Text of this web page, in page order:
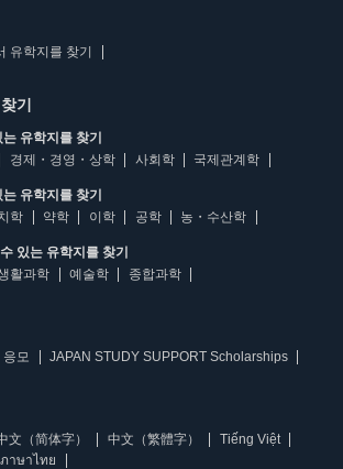
유학지를 찾기
기
유학지를 찾기
경제・경영・상학 사회학 국제관계학
유학지를 찾기
학 약학 이학 공학 농・수산학
있는 유학지를 찾기
활과학 예술학 종합과학
응모 JAPAN STUDY SUPPORT Scholarships
文（简体字） 中文（繁體字）
Tiếng Việt
ภาษาไทย